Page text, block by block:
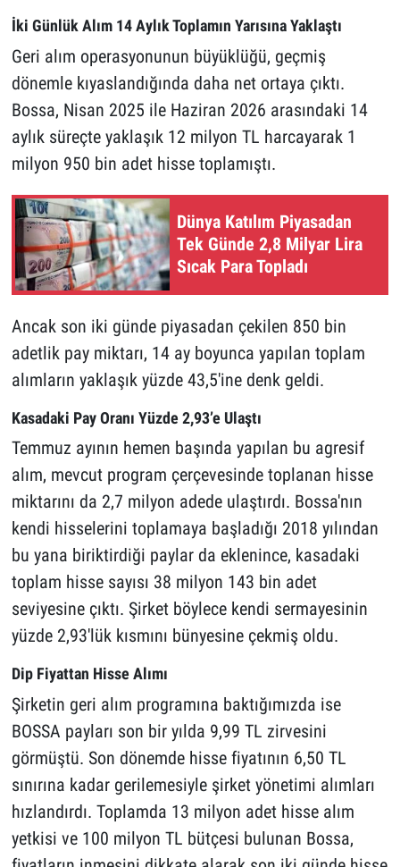
İki Günlük Alım 14 Aylık Toplamın Yarısına Yaklaştı
Geri alım operasyonunun büyüklüğü, geçmiş
dönemle kıyaslandığında daha net ortaya çıktı.
Bossa, Nisan 2025 ile Haziran 2026 arasındaki 14
aylık süreçte yaklaşık 12 milyon TL harcayarak 1
milyon 950 bin adet hisse toplamıştı.
Dünya Katılım Piyasadan
Tek Günde 2,8 Milyar Lira
Sıcak Para Topladı
Ancak son iki günde piyasadan çekilen 850 bin
adetlik pay miktarı, 14 ay boyunca yapılan toplam
alımların yaklaşık yüzde 43,5'ine denk geldi.
Kasadaki Pay Oranı Yüzde 2,93’e Ulaştı
Temmuz ayının hemen başında yapılan bu agresif
alım, mevcut program çerçevesinde toplanan hisse
miktarını da 2,7 milyon adede ulaştırdı. Bossa'nın
kendi hisselerini toplamaya başladığı 2018 yılından
bu yana biriktirdiği paylar da eklenince, kasadaki
toplam hisse sayısı 38 milyon 143 bin adet
seviyesine çıktı. Şirket böylece kendi sermayesinin
yüzde 2,93'lük kısmını bünyesine çekmiş oldu.
Dip Fiyattan Hisse Alımı
Şirketin geri alım programına baktığımızda ise
BOSSA payları son bir yılda 9,99 TL zirvesini
görmüştü. Son dönemde hisse fiyatının 6,50 TL
sınırına kadar gerilemesiyle şirket yönetimi alımları
hızlandırdı. Toplamda 13 milyon adet hisse alım
yetkisi ve 100 milyon TL bütçesi bulunan Bossa,